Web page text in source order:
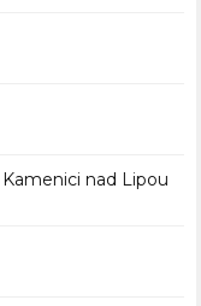
nad Lipou